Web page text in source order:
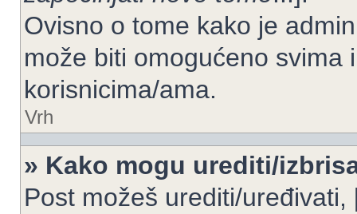
Ovisno o tome kako je
može biti omogućeno svima
korisnicima/ama.
Vrh
» Kako mogu urediti/
Post možeš urediti/